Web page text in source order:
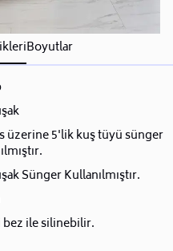
Boyutlar
üzerine 5'lik kuş tüyü sünger
Sünger Kullanılmıştır.
ile silinebilir.